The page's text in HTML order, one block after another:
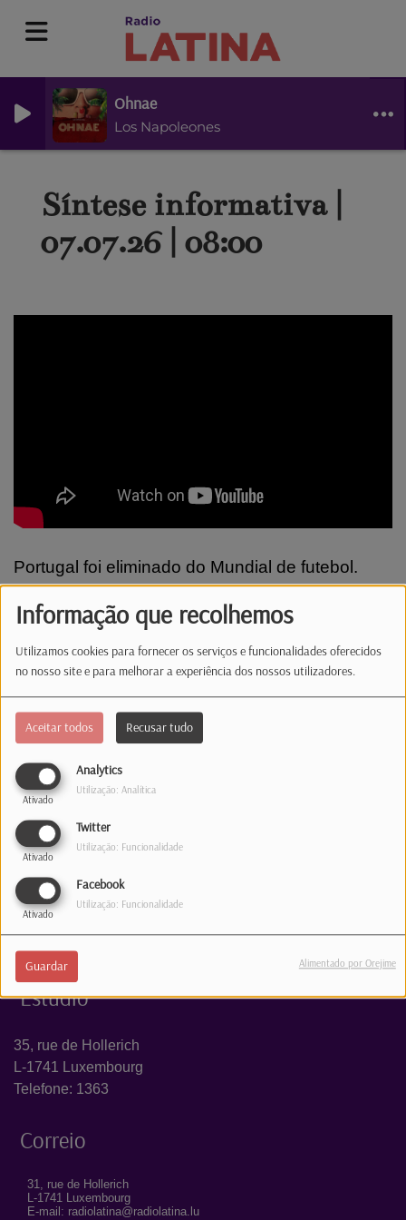
Informação que recolhemos
Utilizamos cookies para fornecer os serviços e funcionalidades oferecidos
no nosso site e para melhorar a experiência dos nossos utilizadores.
Aceitar todos Recusar tudo
Analytics
Ativado
Utilização: Analítica
Twitter
Ativado
Utilização: Funcionalidade
Facebook
Ativado
Utilização: Funcionalidade
Guardar Alimentado por Orejime
Ohnae
Los Napoleones
Síntese informativa |
07.07.26 | 08:00
Portugal foi eliminado do Mundial de futebol.
Cristiano Ronaldo diz que ainda é cedo para
falar do seu futuro na seleção. Já para Roberto
com a formação das quinas.
Comentários(0)
Estúdio
35, rue de Hollerich
L-1741 Luxembourg
Telefone: 1363
Correio
31, rue de Hollerich
L-1741 Luxembourg
E-mail: radiolatina@radiolatina.lu